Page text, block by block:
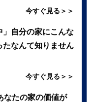
今すぐ見る＞＞
」自分の家にこんな
たなんて知りません
今すぐ見る＞＞
なたの家の価値が